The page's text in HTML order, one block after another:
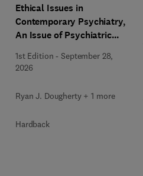
Ethical Issues in
Contemporary Psychiatry,
An Issue of Psychiatric
1st Edition -September 28,
2026
Ryan J. Dougherty + 1 more
Hardback